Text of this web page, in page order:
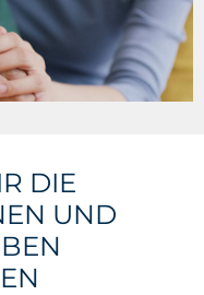
DIE
UND